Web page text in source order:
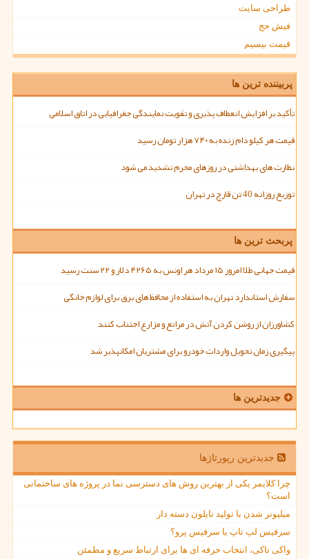
طراحی سایت
فیش حج
قیمت بیسیم
پربیننده ترین ها
تأکید بر افزایش انعطاف پذیری و تقویت نمایندگی جغرافیایی در اتاق اسلامی
قیمت هر کیلو دام زنده به ۷۴۰ هزار تومان رسید
نظارت های بهداشتی در روزهای محرم تشدید می شود
توزیع روزانه 40 تن قارچ در تهران
پربحث ترین ها
قیمت جهانی طلا امروز ۱۵ مرداد هر اونس به ۴۲۶۵ دلار و ۲۲ سنت رسید
سفارش استاندارد تهران به استفاده از محافظ های برق برای لوازم خانگی
کشاورزان از روشن کردن آتش در مراتع و مزارع اجتناب کنند
پیگیری زمان تحویل واردات خودرو برای مشتریان امکانپذیر شد
جدیدترین ها
جدیدترین رپورتاژها
چرا کلایمر یکی از بهترین روش های دسترسی نما در پروژه های ساختمانی
است؟
میلیونر شدن با تولید نایلون دسته دار
سرفیس لپ تاپ یا سرفیس پرو؟
واکی تاکی، انتخاب حرفه ای ها برای ارتباط سریع و مطمئن